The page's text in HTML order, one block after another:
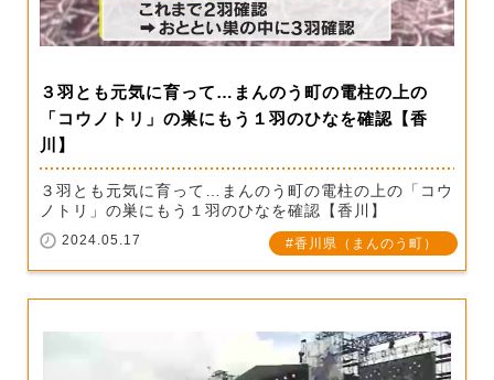
３羽とも元気に育って…まんのう町の電柱の上の
「コウノトリ」の巣にもう１羽のひなを確認【香
川】
３羽とも元気に育って…まんのう町の電柱の上の「コウ
ノトリ」の巣にもう１羽のひなを確認【香川】
2024.05.17 香川県（まんのう町）